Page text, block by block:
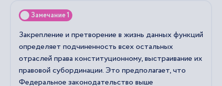
Замечание 1
Закрепление и претворение в жизнь данных функций
определяет подчиненность всех остальных
отраслей права конституционному, выстраивание их
правовой субординации. Это предполагает, что
Федеральное законодательство выше